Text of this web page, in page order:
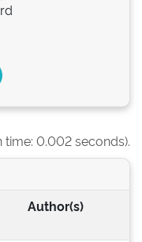
time: 0.002 seconds).
Author(s)